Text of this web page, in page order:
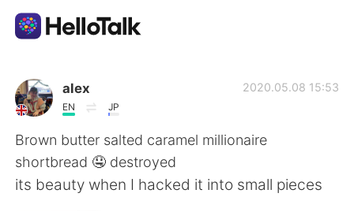
App di scambio linguistico
AI Grammar Checker
Italiano
alex
EN JP
2020.05.08 15:53
Brown butter salted caramel millionaire
shortbread 🤤 destroyed
its beauty when I hacked it into small pieces